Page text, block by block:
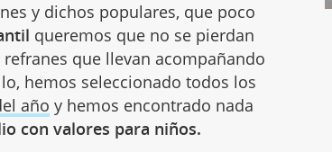
y dichos populares, que poco
queremos que no se pierdan
que llevan acompañando
hemos seleccionado todos los
año y hemos encontrado nada
con valores para niños.